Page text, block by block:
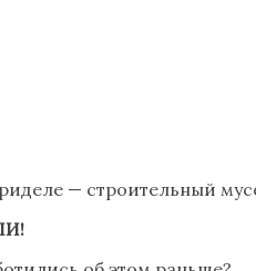
— строительный